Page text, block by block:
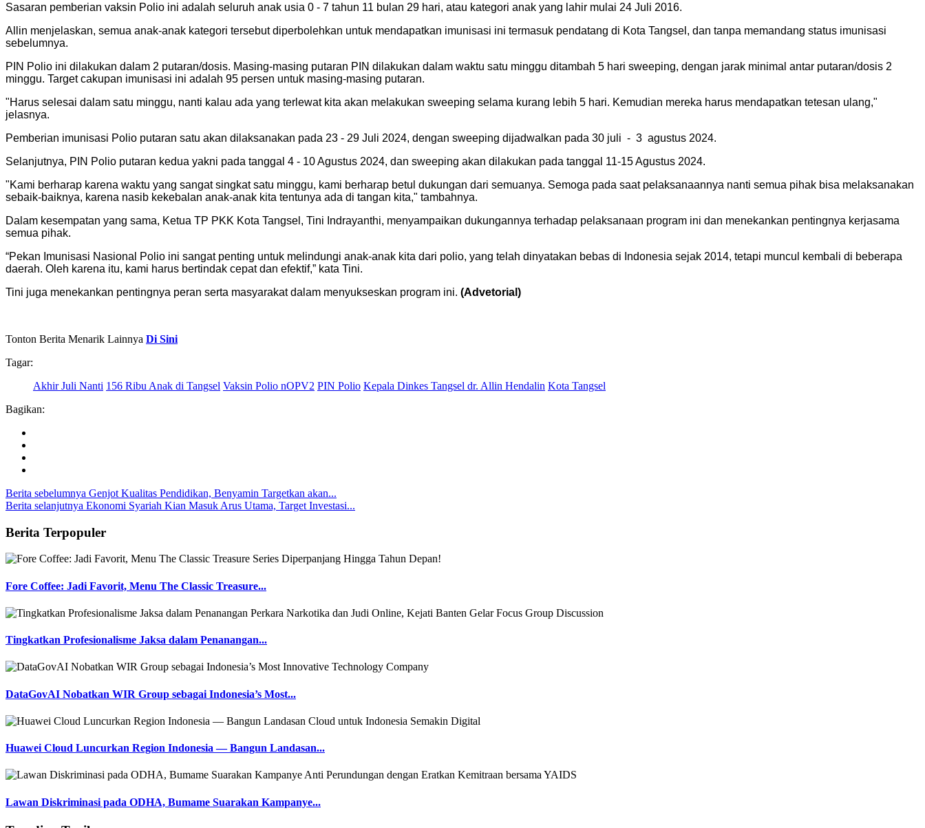
Sasaran pemberian vaksin Polio ini adalah seluruh anak usia 0 - 7 tahun 11 bulan 29 hari, atau kategori anak yang lahir mulai 24 Juli 2016.
Allin menjelaskan, semua anak-anak kategori tersebut diperbolehkan untuk mendapatkan imunisasi ini termasuk pendatang di Kota Tangsel, dan tanpa memandang status imunisasi
sebelumnya.
PIN Polio ini dilakukan dalam 2 putaran/dosis. Masing-masing putaran PIN dilakukan dalam waktu satu minggu ditambah 5 hari sweeping, dengan jarak minimal antar putaran/dosis 2
minggu. Target cakupan imunisasi ini adalah 95 persen untuk masing-masing putaran.
"Harus selesai dalam satu minggu, nanti kalau ada yang terlewat kita akan melakukan sweeping selama kurang lebih 5 hari. Kemudian mereka harus mendapatkan tetesan ulang,"
jelasnya.
Pemberian imunisasi Polio putaran satu akan dilaksanakan pada 23 - 29 Juli 2024, dengan sweeping dijadwalkan pada 30 juli - 3 agustus 2024.
Selanjutnya, PIN Polio putaran kedua yakni pada tanggal 4 - 10 Agustus 2024, dan sweeping akan dilakukan pada tanggal 11-15 Agustus 2024.
"Kami berharap karena waktu yang sangat singkat satu minggu, kami berharap betul dukungan dari semuanya. Semoga pada saat pelaksanaannya nanti semua pihak bisa melaksanakan
sebaik-baiknya, karena nasib kekebalan anak-anak kita tentunya ada di tangan kita," tambahnya.
Dalam kesempatan yang sama, Ketua TP PKK Kota Tangsel, Tini Indrayanthi, menyampaikan dukungannya terhadap pelaksanaan program ini dan menekankan pentingnya kerjasama
semua pihak.
“Pekan Imunisasi Nasional Polio ini sangat penting untuk melindungi anak-anak kita dari polio, yang telah dinyatakan bebas di Indonesia sejak 2014, tetapi muncul kembali di beberapa
daerah. Oleh karena itu, kami harus bertindak cepat dan efektif,” kata Tini.
Tini juga menekankan pentingnya peran serta masyarakat dalam menyukseskan program ini. (Advetorial)
Tonton Berita Menarik Lainnya Di Sini
Tagar:
Akhir Juli Nanti 156 Ribu Anak di Tangsel Vaksin Polio nOPV2 PIN Polio Kepala Dinkes Tangsel dr. Allin Hendalin Kota Tangsel
Bagikan:
Berita sebelumnya Genjot Kualitas Pendidikan, Benyamin Targetkan akan...
Berita selanjutnya Ekonomi Syariah Kian Masuk Arus Utama, Target Investasi...
Berita Terpopuler
Fore Coffee: Jadi Favorit, Menu The Classic Treasure...
Tingkatkan Profesionalisme Jaksa dalam Penanangan...
DataGovAI Nobatkan WIR Group sebagai Indonesia’s Most...
Huawei Cloud Luncurkan Region Indonesia — Bangun Landasan...
Lawan Diskriminasi pada ODHA, Bumame Suarakan Kampanye...